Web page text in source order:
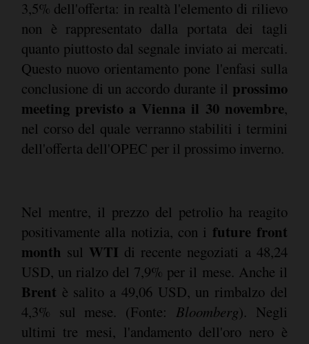
3,5% dell'offerta: in realtà l'elemento di rilievo
non è rappresentato dalla portata dei tagli
quanto piuttosto dal segnale inviato ai mercati.
Questo nuovo orientamento pone l'enfasi sulla
conclusione di un accordo durante il prossimo
meeting previsto a Vienna il 30 novembre,
nel corso del quale verranno stabiliti i termini
dell'offerta dell'OPEC per il prossimo inverno.
Nel mentre, il prezzo del petrolio ha reagito
positivamente alla notizia, con i future front
month sul WTI di recente negoziati a 48,24
USD, un rialzo del 7,9% per il mese. Anche il
Brent è salito a 49,06 USD, un rimbalzo del
4,3% sul mese. (Fonte: Bloomberg). Negli
ultimi tre mesi, l'andamento dell'oro nero è